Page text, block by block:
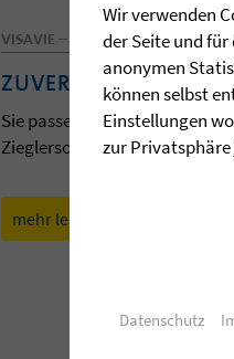
VISAVIE – DAS MAGAZIN DER
ZUVERSICHT
Sie passen zum Frühling und
Zieglerschen. Lassen Sie sich
mehr lesen »
Wir verwenden
der Seite und
anonymen
können selbst
Einstellungen
zur
Datenschutz